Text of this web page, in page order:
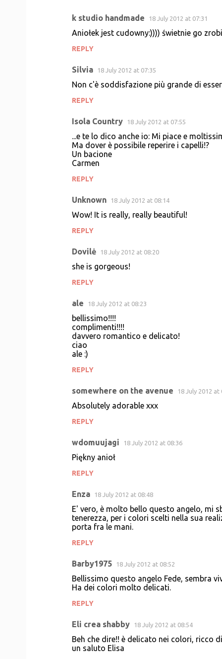
k studio handmade 18 July 2012 at 07:31
Aniołek jest cudowny:)))) świetnie go
REPLY
Silvia 18 July 2012 at 07:35
Non c'è soddisfazione più grande di
REPLY
Isola Country 18 July 2012 at 07:55
...e te lo dico anche io: Mi piace e
Ma dover è possibile reperire i capelli!?
Un bacione
Carmen
REPLY
Unknown 18 July 2012 at 08:14
Wow! It is really, really beautiful!
REPLY
Dovilė 18 July 2012 at 08:20
she is gorgeous!
REPLY
ale 18 July 2012 at 08:23
bellissimo!!!!
complimenti!!!!
davvero romantico e delicato!
ciao
ale :)
REPLY
somewhere on the avenue 18 July 2012 at
Absolutely adorable xxx
REPLY
wdomuujagi 18 July 2012 at 08:36
Piękny anioł
REPLY
Enza 18 July 2012 at 08:48
E' vero, è molto bello questo angelo, mi
tenerezza, per i colori scelti nella sua
porta fra le mani.
REPLY
Barby1975 18 July 2012 at 08:52
Bellissimo questo angelo Fede, sembra
Ha dei colori molto delicati.
REPLY
Eli crea shabby 18 July 2012 at 08:54
Beh che dire!! è delicato nei colori, ricco
un saluto Elisa